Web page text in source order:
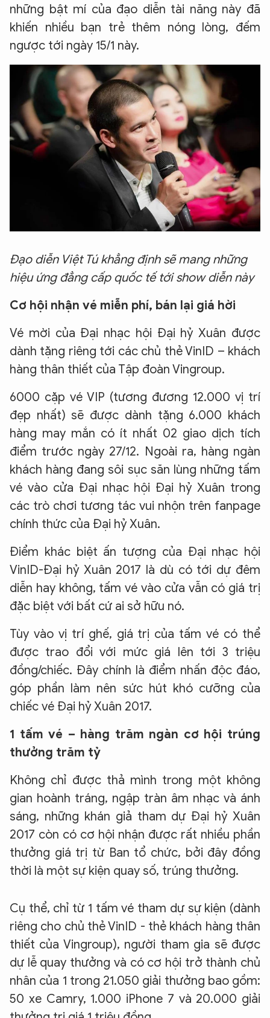
những bật mí của đạo diễn tài năng này đã
khiến nhiều bạn trẻ thêm nóng lòng, đếm
ngược tới ngày 15/1 này.
Đạo diễn Việt Tú khẳng định sẽ mang những
hiệu ứng đẳng cấp quốc tế tới show diễn này
Cơ hội nhận vé miễn phí, bán lại giá hời
Vé mời của Đại nhạc hội Đại hỷ Xuân được
dành tặng riêng tới các chủ thẻ VinID – khách
hàng thân thiết của Tập đoàn Vingroup.
6000 cặp vé VIP (tương đương 12.000 vị trí
đẹp nhất) sẽ được dành tặng 6.000 khách
hàng may mắn có ít nhất 02 giao dịch tích
điểm trước ngày 27/12. Ngoài ra, hàng ngàn
khách hàng đang sôi sục săn lùng những tấm
vé vào cửa Đại nhạc hội Đại hỷ Xuân trong
các trò chơi tương tác vui nhộn trên fanpage
chính thức của Đại hỷ Xuân.
Điểm khác biệt ấn tượng của Đại nhạc hội
VinID-Đại hỷ Xuân 2017 là dù có tới dự đêm
diễn hay không, tấm vé vào cửa vẫn có giá trị
đặc biệt với bất cứ ai sở hữu nó.
Tùy vào vị trí ghế, giá trị của tấm vé có thể
được trao đổi với mức giá lên tới 3 triệu
đồng/chiếc. Đây chính là điểm nhấn độc đáo,
góp phần làm nên sức hút khó cưỡng của
chiếc vé Đại hỷ Xuân 2017.
1 tấm vé – hàng trăm ngàn cơ hội trúng
thưởng trăm tỷ
Không chỉ được thả mình trong một không
gian hoành tráng, ngập tràn âm nhạc và ánh
sáng, những khán giả tham dự Đại hỷ Xuân
2017 còn có cơ hội nhận được rất nhiều phần
thưởng giá trị từ Ban tổ chức, bởi đây đồng
thời là một sự kiện quay số, trúng thưởng.
Cụ thể, chỉ từ 1 tấm vé tham dự sự kiện (dành
riêng cho chủ thẻ VinID - thẻ khách hàng thân
thiết của Vingroup), người tham gia sẽ được
dự lễ quay thưởng và có cơ hội trở thành chủ
nhân của 1 trong 21.050 giải thưởng bao gồm:
50 xe Camry, 1.000 iPhone 7 và 20.000 giải